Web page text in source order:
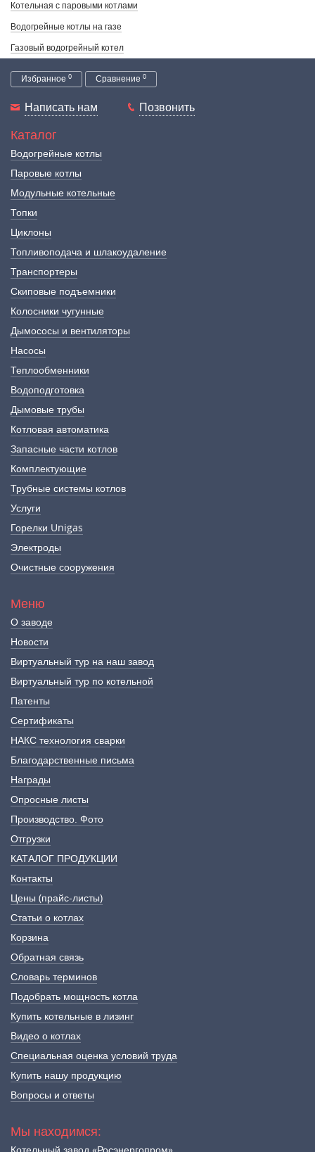
Котельная с паровыми котлами
Водогрейные котлы на газе
Газовый водогрейный котел
Избранное 0 Сравнение 0
Написать нам Позвонить
Каталог
Водогрейные котлы
Паровые котлы
Модульные котельные
Топки
Циклоны
Топливоподача и шлакоудаление
Транспортеры
Скиповые подъемники
Колосники чугунные
Дымососы и вентиляторы
Насосы
Теплообменники
Водоподготовка
Дымовые трубы
Котловая автоматика
Запасные части котлов
Комплектующие
Трубные системы котлов
Услуги
Горелки Unigas
Электроды
Очистные сооружения
Меню
О заводе
Новости
Виртуальный тур на наш завод
Виртуальный тур по котельной
Патенты
Сертификаты
НАКС технология сварки
Благодарственные письма
Награды
Опросные листы
Производство. Фото
Отгрузки
КАТАЛОГ ПРОДУКЦИИ
Контакты
Цены (прайс-листы)
Статьи о котлах
Корзина
Обратная связь
Словарь терминов
Подобрать мощность котла
Купить котельные в лизинг
Видео о котлах
Специальная оценка условий труда
Купить нашу продукцию
Вопросы и ответы
Мы находимся: